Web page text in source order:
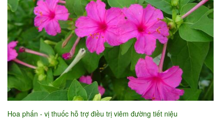
Hoa phấn - vị thuốc hỗ trợ điều trị viêm đường tiết niệu